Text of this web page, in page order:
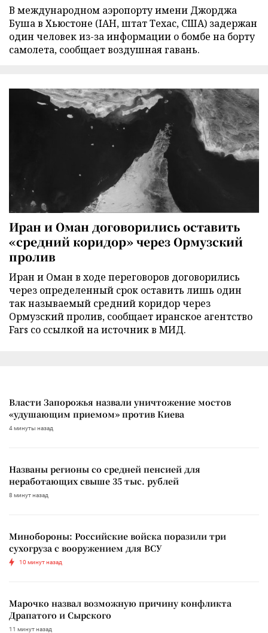
В международном аэропорту имени Джорджа
Буша в Хьюстоне (IAH, штат Техас, США) задержан
один человек из-за информации о бомбе на борту
самолета, сообщает воздушная гавань.
Иран и Оман договорились оставить
«средний коридор» через Ормузский
пролив
Иран и Оман в ходе переговоров договорились
через определенный срок оставить лишь один
так называемый средний коридор через
Ормузский пролив, сообщает иранское агентство
Fars со ссылкой на источник в МИД.
Власти Запорожья назвали уничтожение мостов
«удушающим приемом» против Киева
4 минуты назад
Названы регионы со средней пенсией для
неработающих свыше 35 тыс. рублей
8 минут назад
Минобороны: Российские войска поразили три
сухогруза с вооружением для ВСУ
10 минут назад
Марочко назвал возможную причину конфликта
Драпатого и Сырского
11 минут назад